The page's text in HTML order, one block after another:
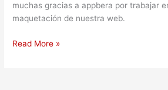
muchas gracias a appbera por trabajar
maquetación de nuestra web.
Read More »